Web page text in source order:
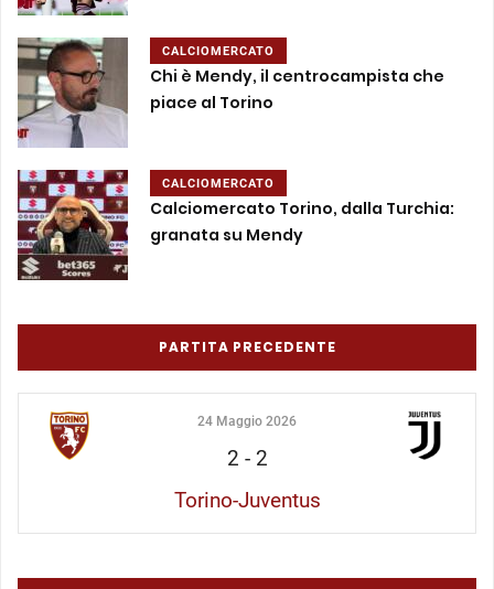
CALCIOMERCATO
Chi è Mendy, il centrocampista che
piace al Torino
CALCIOMERCATO
Calciomercato Torino, dalla Turchia:
granata su Mendy
PARTITA PRECEDENTE
24 Maggio 2026
2 - 2
Torino-Juventus